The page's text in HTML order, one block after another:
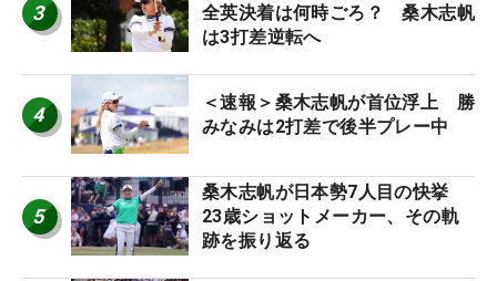
3
全英決着は何時ごろ？ 桑木志帆
は3打差逆転へ
4
＜速報＞桑木志帆が首位浮上 勝
みなみは2打差で後半プレー中
5
桑木志帆が日本勢7人目の快挙
23歳ショットメーカー、その軌
跡を振り返る